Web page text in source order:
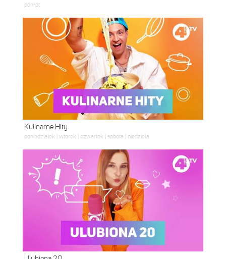
pon-pt
Kulinarne Hity
poniedziałek | wtorek | czwartek | sobota | niedziela